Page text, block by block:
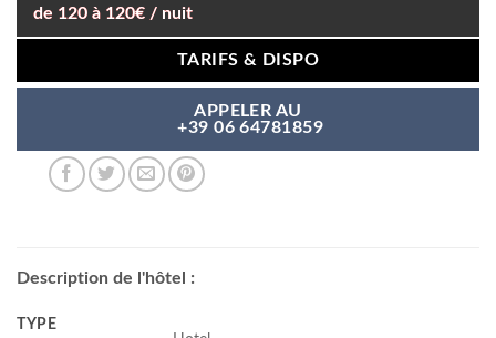
de 120 à 120€ / nuit
TARIFS & DISPO
APPELER AU
+39 06 64781859
Description de l'hôtel :
TYPE